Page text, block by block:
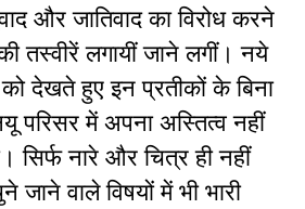
और जातिवाद का विरोध करने
तस्वीरें लगायीं जाने लगीं। नये
देखते हुए इन प्रतीकों के बिना
परिसर में अपना अस्तित्व नहीं
सिर्फ नारे और चित्र ही नहीं
वाले विषयों में भी भारी